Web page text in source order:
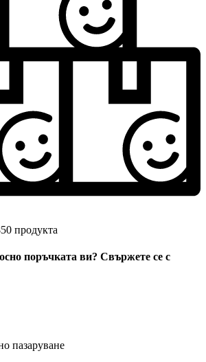
продукта
поръчката ви? Свържете се с
пазаруване